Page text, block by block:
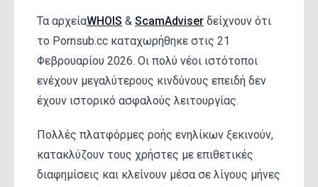
Τα αρχείαWHOIS & ScamAdviser δείχνουν ότι
το Pornsub.cc καταχωρήθηκε στις 21
Φεβρουαρίου 2026. Οι πολύ νέοι ιστότοποι
ενέχουν μεγαλύτερους κινδύνους επειδή δεν
έχουν ιστορικό ασφαλούς λειτουργίας.
Πολλές πλατφόρμες ροής ενηλίκων ξεκινούν,
κατακλύζουν τους χρήστες με επιθετικές
διαφημίσεις και κλείνουν μέσα σε λίγους μήνες